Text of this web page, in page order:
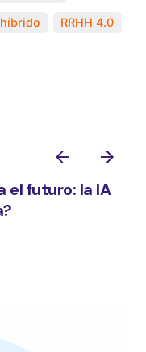
RRHH 4.0
el futuro: la IA